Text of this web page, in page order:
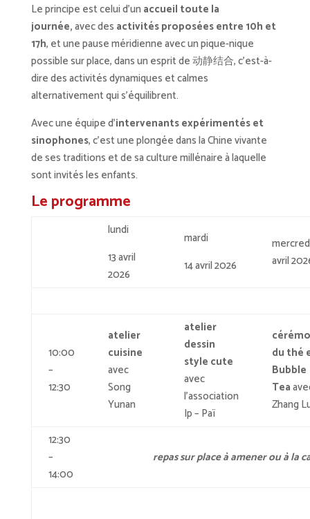
Le principe est celui d’un accueil toute la
journée,avec des activités proposées entre 10h et
17h, et une pause méridienne avec un pique-nique
possible sur place, dans un esprit de 动静结合, c’est-à-
dire des activités dynamiques et calmes
alternativement qui s’équilibrent.
Avec une équipe d’intervenants expérimentés et
sinophones, c’est une plongée dans la Chine vivante
de ses traditions et de sa culture millénaire à laquelle
sont invités les enfants.
Le programme
lundi
13 avril
2026
mardi
14 avril 2026
avril
10:00
–
12:30
atelier
cuisine
avec
Song
Yunan
atelier
dessin
style cute
avec
l’association
Ip – Paï
du thé
Bubble
Tea
Zhang
12:30
–
14:00
repas sur place à amener ou à la